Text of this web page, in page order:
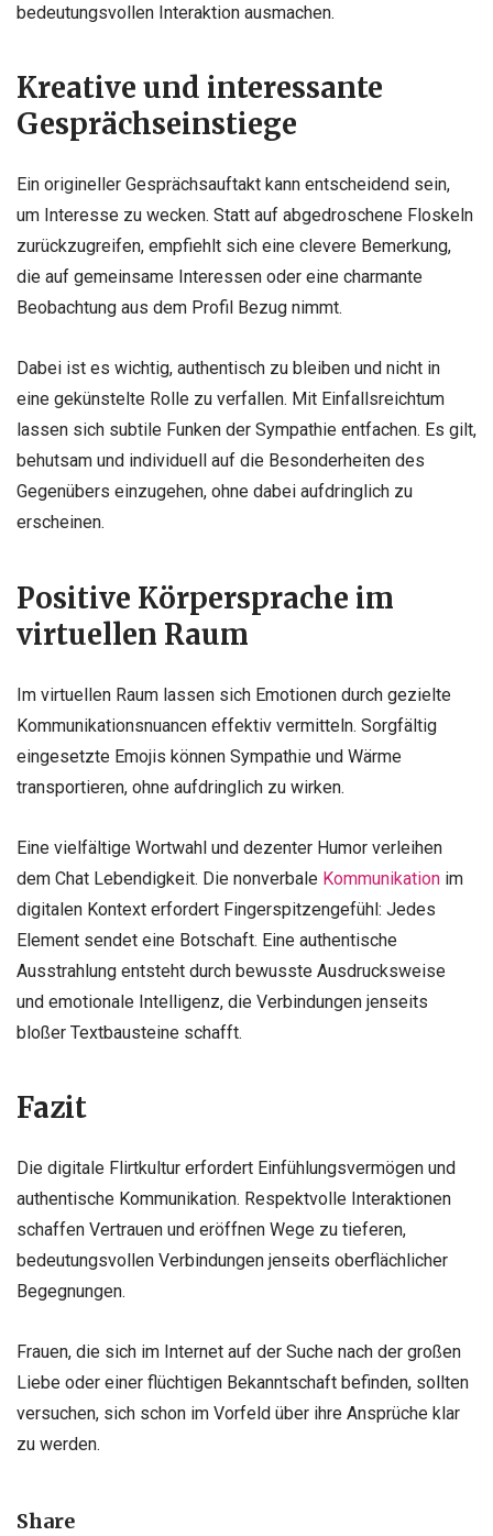
bedeutungsvollen Interaktion ausmachen.
Kreative und interessante
Gesprächseinstiege
Ein origineller Gesprächsauftakt kann entscheidend sein,
um Interesse zu wecken. Statt auf abgedroschene Floskeln
zurückzugreifen, empfiehlt sich eine clevere Bemerkung,
die auf gemeinsame Interessen oder eine charmante
Beobachtung aus dem Profil Bezug nimmt.
Dabei ist es wichtig, authentisch zu bleiben und nicht in
eine gekünstelte Rolle zu verfallen. Mit Einfallsreichtum
lassen sich subtile Funken der Sympathie entfachen. Es gilt,
behutsam und individuell auf die Besonderheiten des
Gegenübers einzugehen, ohne dabei aufdringlich zu
erscheinen.
Positive Körpersprache im
virtuellen Raum
Im virtuellen Raum lassen sich Emotionen durch gezielte
Kommunikationsnuancen effektiv vermitteln. Sorgfältig
eingesetzte Emojis können Sympathie und Wärme
transportieren, ohne aufdringlich zu wirken.
Eine vielfältige Wortwahl und dezenter Humor verleihen
dem Chat Lebendigkeit. Die nonverbale Kommunikation im
digitalen Kontext erfordert Fingerspitzengefühl: Jedes
Element sendet eine Botschaft. Eine authentische
Ausstrahlung entsteht durch bewusste Ausdrucksweise
und emotionale Intelligenz, die Verbindungen jenseits
bloßer Textbausteine schafft.
Fazit
Die digitale Flirtkultur erfordert Einfühlungsvermögen und
authentische Kommunikation. Respektvolle Interaktionen
schaffen Vertrauen und eröffnen Wege zu tieferen,
bedeutungsvollen Verbindungen jenseits oberflächlicher
Begegnungen.
Frauen, die sich im Internet auf der Suche nach der großen
Liebe oder einer flüchtigen Bekanntschaft befinden, sollten
versuchen, sich schon im Vorfeld über ihre Ansprüche klar
zu werden.
Share